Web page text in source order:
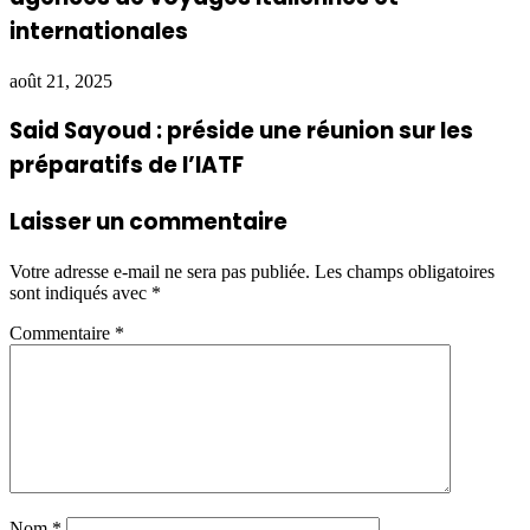
internationales
août 21, 2025
Said Sayoud : préside une réunion sur les
préparatifs de l’IATF
Laisser un commentaire
Votre adresse e-mail ne sera pas publiée. Les champs obligatoires
sont indiqués avec *
Commentaire *